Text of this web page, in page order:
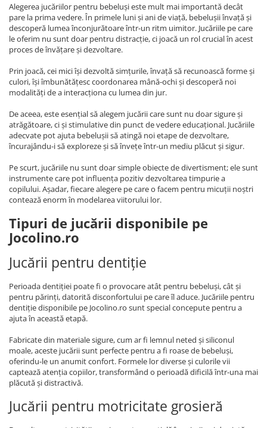
Alegerea jucăriilor pentru bebeluși este mult mai importantă decât
pare la prima vedere. În primele luni și ani de viață, bebelușii învață și
descoperă lumea înconjurătoare într-un ritm uimitor. Jucăriile pe care
le oferim nu sunt doar pentru distracție, ci joacă un rol crucial în acest
proces de învățare și dezvoltare.
Prin joacă, cei mici își dezvoltă simțurile, învață să recunoască forme și
culori, își îmbunătățesc coordonarea mână-ochi și descoperă noi
modalități de a interacționa cu lumea din jur.
De aceea, este esențial să alegem jucării care sunt nu doar sigure și
atrăgătoare, ci și stimulative din punct de vedere educațional. Jucăriile
adecvate pot ajuta bebelușii să atingă noi etape de dezvoltare,
încurajându-i să exploreze și să învețe într-un mediu plăcut și sigur.
Pe scurt, jucăriile nu sunt doar simple obiecte de divertisment; ele sunt
instrumente care pot influența pozitiv dezvoltarea timpurie a
copilului. Așadar, fiecare alegere pe care o facem pentru micuții noștri
contează enorm în modelarea viitorului lor.
Tipuri de jucării disponibile pe
Jocolino.ro
Jucării pentru dentiție
Perioada dentiției poate fi o provocare atât pentru bebeluși, cât și
pentru părinți, datorită disconfortului pe care îl aduce. Jucăriile pentru
dentiție disponibile pe Jocolino.ro sunt special concepute pentru a
ajuta în această etapă.
Fabricate din materiale sigure, cum ar fi lemnul neted și siliconul
moale, aceste jucării sunt perfecte pentru a fi roase de bebeluși,
oferindu-le un anumit confort. Formele lor diverse și culorile vii
captează atenția copiilor, transformând o perioadă dificilă într-una mai
plăcută și distractivă.
Jucării pentru motricitate grosieră